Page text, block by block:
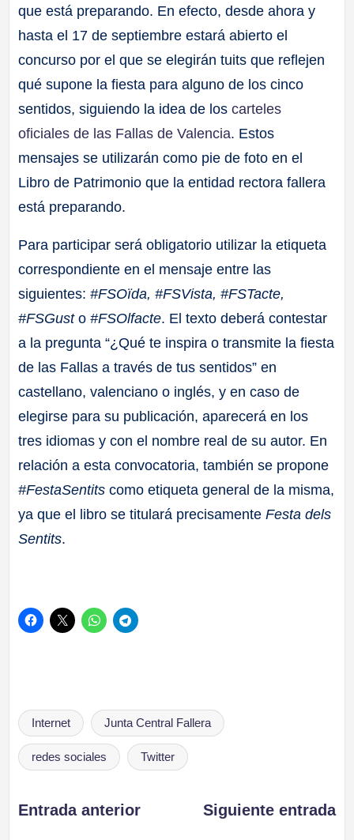
que está preparando. En efecto, desde ahora y
hasta el 17 de septiembre estará abierto el
concurso por el que se elegirán tuits que reflejen
qué supone la fiesta para alguno de los cinco
sentidos, siguiendo la idea de loscarteles
oficiales de las Fallas de Valencia. Estos
mensajes se utilizarán como pie de foto en el
Libro de Patrimonio que la entidad rectora fallera
está preparando.
Para participar será obligatorio utilizar la etiqueta
correspondiente en el mensaje entre las
siguientes:#FSOïda, #FSVista, #FSTacte,
#FSGusto#FSOlfacte. El texto deberá contestar
a la pregunta “¿Qué te inspira o transmite la fiesta
de las Fallas a través de tus sentidos” en
castellano, valenciano o inglés, y en caso de
elegirse para su publicación, aparecerá en los
tres idiomas y con el nombre real de su autor. En
relación a esta convocatoria, también se propone
#FestaSentits como etiqueta general de la misma,
ya que el libro se titulará precisamenteFesta dels
Sentits.
Etiquetas:
Internet Junta Central Fallera
redes sociales Twitter
Navegación
Entrada anterior Siguiente entrada